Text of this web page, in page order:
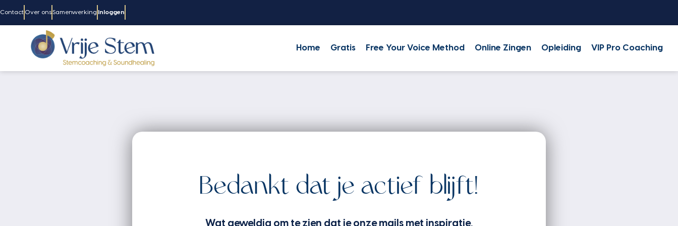
Contact Over onsSamenwerking Inloggen
Home Gratis Free Your Voice Method Online Zingen Opleiding VIP Pro Coaching
Bedankt dat je actief blijft!
Wat geweldig om te zien dat je onze mails met inspiratie,